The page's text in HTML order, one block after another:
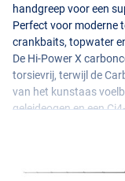
handgreep voor een
Perfect voor moderne
crankbaits, topwater
De Hi-Power X
torsievrij, terwijl de
van het kunstaas
geleideogen en een
in een stijlvolle,